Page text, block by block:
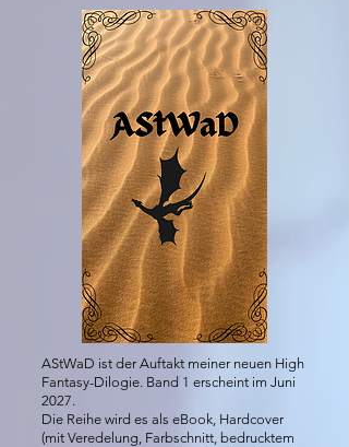
AStWaD ist der Auftakt meiner neuen High
Fantasy-Dilogie. Band 1 erscheint im Juni
2027.
Die Reihe wird es als eBook, Hardcover
(mit Veredelung, Farbschnitt, bedrucktem